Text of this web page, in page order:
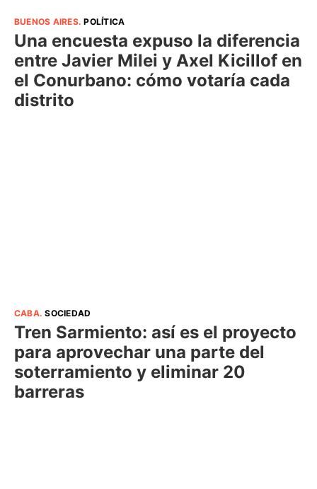
BUENOS AIRES.POLÍTICA
Una encuesta expuso la diferencia
entre Javier Milei y Axel Kicillof en
el Conurbano: cómo votaría cada
distrito
CABA.SOCIEDAD
Tren Sarmiento: así es el proyecto
para aprovechar una parte del
soterramiento y eliminar 20
barreras